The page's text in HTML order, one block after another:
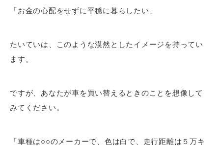
「お金の心配をせずに平穏に暮らしたい」
たいていは、このような漠然としたイメージを持ってい
ます。
ですが、あなたが車を買い替えるときのことを想像して
みてください。
「車種は○○のメーカーで、色は白で、走行距離は５万キ